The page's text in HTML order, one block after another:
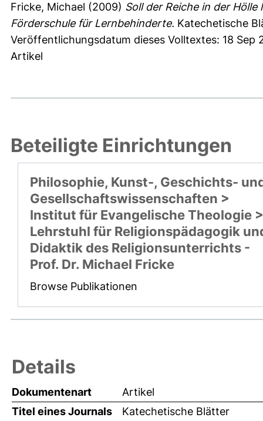
Fricke, Michael (2009) Soll der Reiche in der Hölle
Förderschule für Lernbehinderte. Katechetische
Veröffentlichungsdatum dieses Volltextes: 18 Sep
Artikel
Beteiligte Einrichtungen
Philosophie, Kunst-, Geschichts-
Gesellschaftswissenschaften >
Institut für Evangelische Theologie >
Lehrstuhl für Religionspädagogik
Didaktik des Religionsunterrichts -
Prof. Dr. Michael Fricke
Browse Publikationen
Details
Dokumentenart
Artikel
Titel eines Journals
Katechetische Blätter